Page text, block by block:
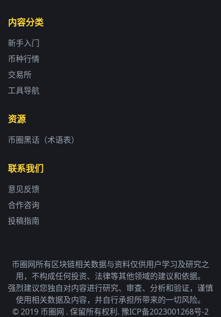
内容分类
新手入门
币种行情
交易所
工具导航
资源
币圈黑话（术语表）
联系我们
意见反馈
合作咨询
投稿指南
币圈网所有区块链相关数据与资料仅供用户学习及研究之
用，不构成任何投资、法律等其他领域的建议和依据。
强烈建议您独自对内容进行研究、审查、分析和验证，谨慎
使用相关数据及内容，并自行承担所带来的一切风险。
© 2019 币圈网 . 保留所有权利. 豫ICP备2023001268号-2